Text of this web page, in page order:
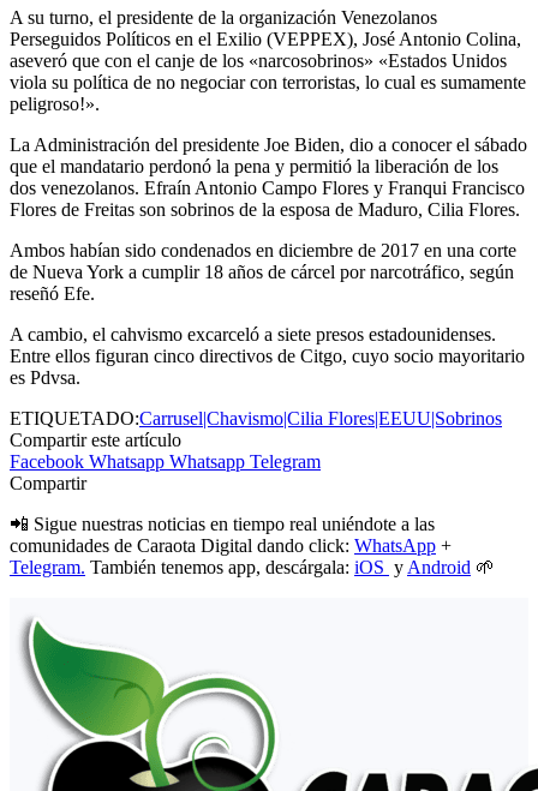
A su turno, el presidente de la organización Venezolanos
Perseguidos Políticos en el Exilio (VEPPEX), José Antonio Colina,
aseveró que con el canje de los «narcosobrinos» «Estados Unidos
viola su política de no negociar con terroristas, lo cual es sumamente
peligroso!».
La Administración del presidente Joe Biden, dio a conocer el sábado
que el mandatario perdonó la pena y permitió la liberación de los
dos venezolanos. Efraín Antonio Campo Flores y Franqui Francisco
Flores de Freitas son sobrinos de la esposa de Maduro, Cilia Flores.
Ambos habían sido condenados en diciembre de 2017 en una corte
de Nueva York a cumplir 18 años de cárcel por narcotráfico, según
reseñó Efe.
A cambio, el cahvismo excarceló a siete presos estadounidenses.
Entre ellos figuran cinco directivos de Citgo, cuyo socio mayoritario
es Pdvsa.
ETIQUETADO:Carrusel|Chavismo|Cilia Flores|EEUU|Sobrinos
Compartir este artículo
Facebook Whatsapp Whatsapp Telegram
Compartir
📲 Sigue nuestras noticias en tiempo real uniéndote a las
comunidades de Caraota Digital dando click: WhatsApp +
Telegram. También tenemos app, descárgala: iOS y Android 🌱